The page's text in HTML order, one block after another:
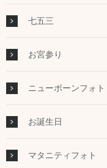
七五三
お宮参り
ニューボーンフォト
お誕生日
マタニティフォト